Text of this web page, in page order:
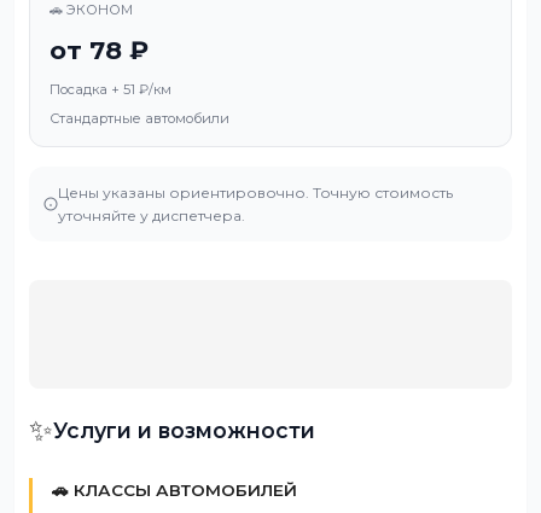
🚗 ЭКОНОМ
от 78 ₽
Посадка + 51 ₽/км
Стандартные автомобили
Цены указаны ориентировочно. Точную стоимость
уточняйте у диспетчера.
✨Услуги и возможности
🚗 КЛАССЫ АВТОМОБИЛЕЙ